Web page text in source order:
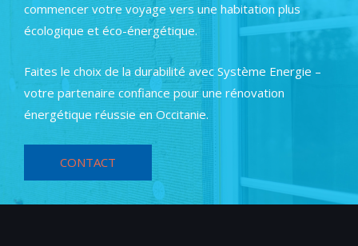
commencer votre voyage vers une habitation plus
écologique et éco-énergétique.
Faites le choix de la durabilité avec Système Energie –
votre partenaire confiance pour une rénovation
énergétique réussie en Occitanie.
CONTACT